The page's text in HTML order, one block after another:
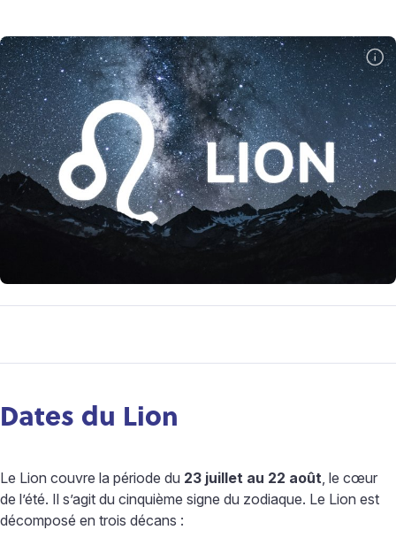
Dates du Lion
Le Lion couvre la période du 23 juillet au 22 août, le cœur
de l’été. Il s’agit du cinquième signe du zodiaque. Le Lion est
décomposé en trois décans :